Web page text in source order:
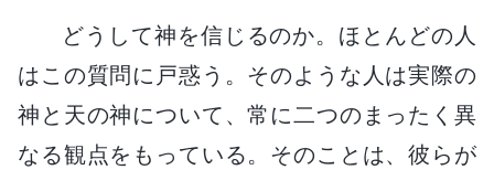
どうして神を信じるのか。ほとんどの人
はこの質問に戸惑う。そのような人は実際の
神と天の神について、常に二つのまったく異
なる観点をもっている。そのことは、彼らが